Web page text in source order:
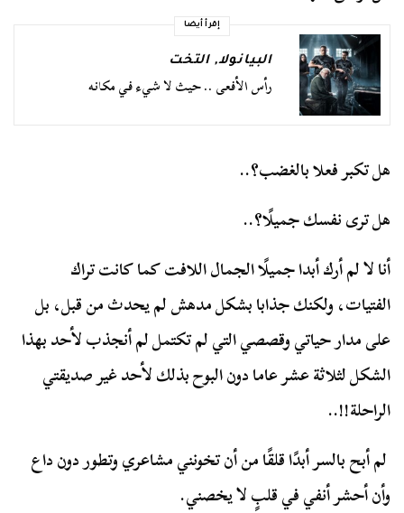
إقرأ أيضا
البيانولا,التخت
رأس الأفعى .. حيث لا شيء في مكانه
هل تكبر فعلا بالغضب؟..
هل ترى نفسك جميلًا؟..
أنا لا لم أرك أبدا جميلًا الجمال اللافت كما كانت تراك
الفتيات، ولكنك جذابا بشكل مدهش لم يحدث من قبل، بل
على مدار حياتي وقصصي التي لم تكتمل لم أنجذب لأحد بهذا
الشكل لثلاثة عشر عاما دون البوح بذلك لأحد غير صديقتي
الراحلة!!..
لم أبح بالسر أبدًا قلقًا من أن تخونني مشاعري وتطور دون داع
وأن أحشر أنفي في قلبٍ لا يخصني.